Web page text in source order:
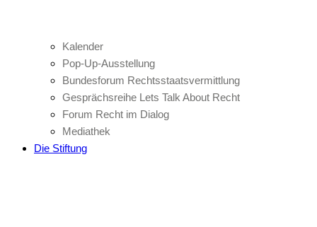
Kalender
Pop-Up-Ausstellung
Bundesforum Rechtsstaatsvermittlung
Gesprächsreihe Lets Talk About Recht
Forum Recht im Dialog
Mediathek
Die Stiftung